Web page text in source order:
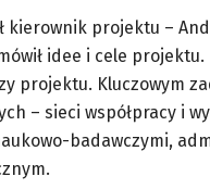
kierownik projektu –
idee i cele
projektu. Kluczowym
– sieci współpracy i
badawczymi,